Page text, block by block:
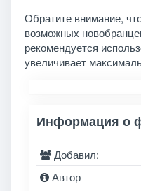
Обратите внимание,
возможных
рекомендуется
увеличивает
Информация о
Добавил:
Автор